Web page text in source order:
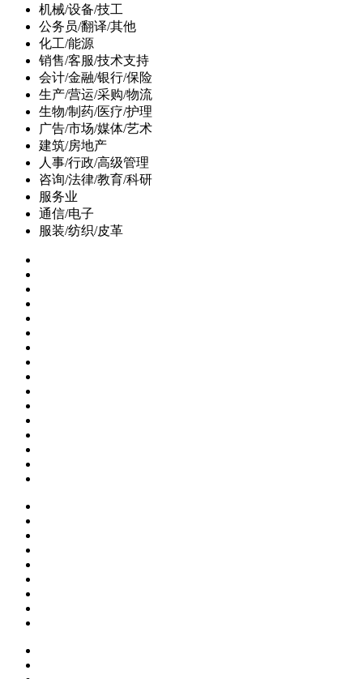
机械/设备/技工
公务员/翻译/其他
化工/能源
销售/客服/技术支持
会计/金融/银行/保险
生产/营运/采购/物流
生物/制药/医疗/护理
广告/市场/媒体/艺术
建筑/房地产
人事/行政/高级管理
咨询/法律/教育/科研
服务业
通信/电子
服装/纺织/皮革